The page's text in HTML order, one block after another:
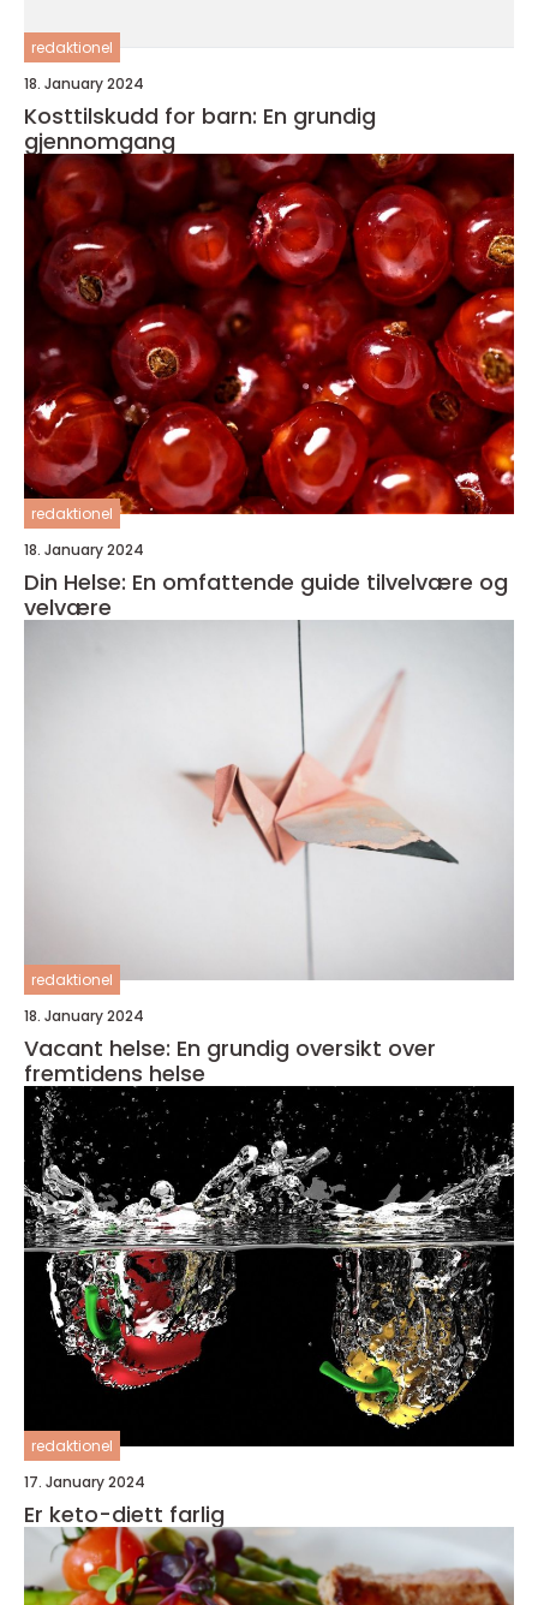
redaktionel
18. January 2024
Kosttilskudd for barn: En grundig
gjennomgang
redaktionel
18. January 2024
Din Helse: En omfattende guide tilvelvære og
velvære
redaktionel
18. January 2024
Vacant helse: En grundig oversikt over
fremtidens helse
redaktionel
17. January 2024
Er keto-diett farlig